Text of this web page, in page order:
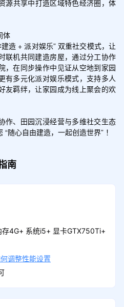
源共享中打造区域特色经济圈，体
体
造 + 派对娱乐” 双重社交模式，让
联机共同建造房屋，通过分工协作
，在同步操作中见证从空地到家园
有多元化派对娱乐模式，支持多人
友羁绊，让家园成为线上聚会的欢
作、田园沉浸经营与多维社交生态
随心自由建造，一起创造世界” ！
南
4G+ 系统i5+ 显卡GTX750Ti+
调整性能设置